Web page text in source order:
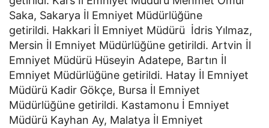
Saka, Sakarya İl Emniyet Müdürlüğüne
getirildi. Hakkari İl Emniyet Müdürü İdris Yılmaz,
Mersin İl Emniyet Müdürlüğüne getirildi. Artvin İl
Emniyet Müdürü Hüseyin Adatepe, Bartın İl
Emniyet Müdürlüğüne getirildi. Hatay İl Emniyet
Müdürü Kadir Gökçe, Bursa İl Emniyet
Müdürlüğüne getirildi. Kastamonu İ Emniyet
Müdürü Kayhan Ay, Malatya İl Emniyet